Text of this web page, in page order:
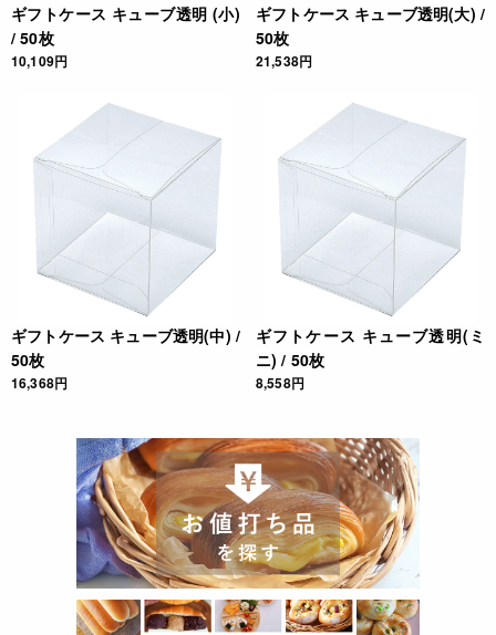
ギフトケース キューブ透明 (小)
/ 50枚
10,109円
ギフトケース キューブ透明(大) /
50枚
21,538円
ギフトケース キューブ透明(中) /
50枚
16,368円
ギフトケース キューブ透明(ミ
ニ) / 50枚
8,558円